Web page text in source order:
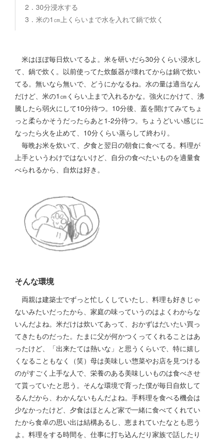
2．30分浸水する
3．米の1㎝上くらいまで水を入れて鍋で炊く
米はほぼ毎日炊いてるよ。米を研いだら30分くらい浸水し
て、鍋で炊く。以前使ってた炊飯器が壊れてからは鍋で炊い
てる。無いなら無いで、どうにかなるね。水の量は適当なん
だけど、米の1㎝くらい上まで入れるかな。強火にかけて、沸
騰したら弱火にして10分待つ。10分後、蓋を開けてみてちょ
っと柔らかそうだったらあと1-2分待つ。ちょうどいい感じに
なったら火を止めて、10分くらい蒸らして終わり。
毎晩お米を炊いて、夕食と翌日の朝食に食べてる。料理が
上手というわけではないけど、自分の食べたいものを適量食
べられるから、自炊は好き。
そんな環境
両親は建築士でずっと忙しくしていたし、料理も好きじゃ
ないみたいだったから、家庭の味っていうのはよくわからな
いんだよね。米だけは炊いてあって、おかずはだいたい買っ
てきたものだった。たまに父が何かつくってくれることはあ
ったけど、「出来たては熱いな」と思うくらいで、特に嬉し
くなることもなく（笑）母は美味しい惣菜やお店を見つける
のがすごく上手な人で、栄養のある美味しいものは食べさせ
て貰っていたと思う。そんな環境で育った僕が毎日自炊して
るんだから、わかんないもんだよね。手料理を食べる機会は
少なかったけど、夕食はほとんど家で一緒に食べてくれてい
たから食卓の思い出は結構あるし、恵まれていたなとも思う
よ。料理をする時間を、仕事に打ち込んだり家族で話したり